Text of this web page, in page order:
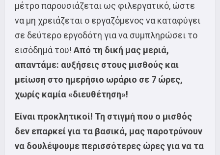
μέτρο παρουσιάζεται ως φιλεργατικό, ώστε
να μη χρειάζεται ο εργαζόμενος να καταφύγει
σε δεύτερο εργοδότη για να συμπληρώσει το
εισόδημά του! Από τη δική μας μεριά,
απαντάμε: αυξήσεις στους μισθούς και
μείωση στο ημερήσιο ωράριο σε 7 ώρες,
χωρίς καμία «διευθέτηση»!
Είναι προκλητικοί! Τη στιγμή που ο μισθός
δεν επαρκεί για τα βασικά, μας παροτρύνουν
να δουλέψουμε περισσότερες ώρες για να τα